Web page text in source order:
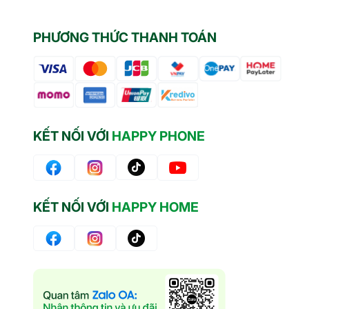
PHƯƠNG THỨC THANH TOÁN
KẾT NỐI VỚI HAPPY PHONE
KẾT NỐI VỚI HAPPY HOME